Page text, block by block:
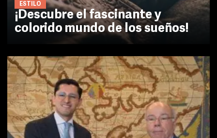
ESTILO
¡Descubre el fascinante y
colorido mundo de los sueños!